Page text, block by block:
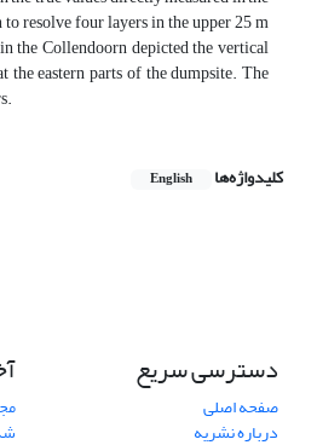
resolve four layers in the upper 25 m
the Collendoorn depicted the vertical
eastern parts of the dumpsite. The
کلیدواژه‌ها English
دسترسی سریع
صفحه اصلی
درباره نشریه